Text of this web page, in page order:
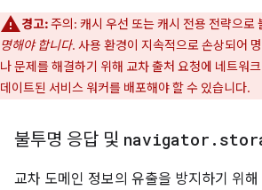
경고:주의: 캐시 우선 또는 캐시 전용 전략으로
명해야 합니다. 사용 환경이 지속적으로 손상되어
나 문제를 해결하기 위해 교차 출처 요청에 네트워
데이트된 서비스 워커를 배포해야 할 수 있습니다.
불투명 응답 및 navigator .
교차 도메인 정보의 유출을 방지하기 위